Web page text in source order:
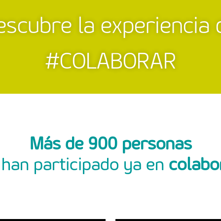
la experiencia
#COLABORAR
Más de 900 personas
participado ya en